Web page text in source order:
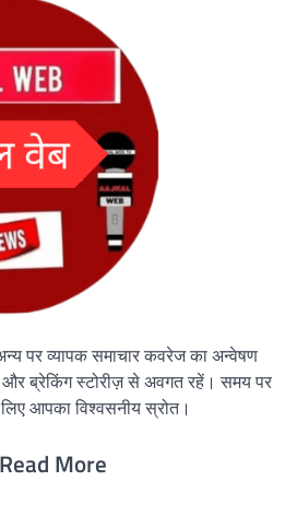
पर व्यापक समाचार कवरेज का अन्वेषण
ब्रेकिंग स्टोरीज़ से अवगत रहें। समय पर
आपका विश्वसनीय स्रोत।
Read More